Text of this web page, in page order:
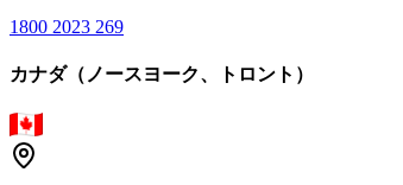
1800 2023 269
カナダ（ノースヨーク、トロント）